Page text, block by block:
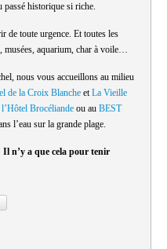
passé historique si riche.
de toute urgence. Et toutes les
musées, aquarium, char à voile…
nous vous accueillons au milieu
de la Croix Blanche etLa Vieille
l’Hôtel Brocéliande ou au BEST
l’eau sur la grande plage.
Il n’y a que cela pour tenir